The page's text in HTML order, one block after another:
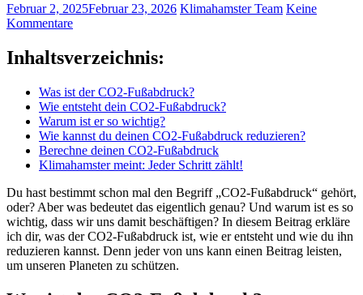
Februar 2, 2025Februar 23, 2026 Klimahamster Team Keine
Kommentare
Inhaltsverzeichnis:
Was ist der CO2-Fußabdruck?
Wie entsteht dein CO2-Fußabdruck?
Warum ist er so wichtig?
Wie kannst du deinen CO2-Fußabdruck reduzieren?
Berechne deinen CO2-Fußabdruck
Klimahamster meint: Jeder Schritt zählt!
Du hast bestimmt schon mal den Begriff „CO2-Fußabdruck“ gehört,
oder? Aber was bedeutet das eigentlich genau? Und warum ist es so
wichtig, dass wir uns damit beschäftigen? In diesem Beitrag erkläre
ich dir, was der CO2-Fußabdruck ist, wie er entsteht und wie du ihn
reduzieren kannst. Denn jeder von uns kann einen Beitrag leisten,
um unseren Planeten zu schützen.